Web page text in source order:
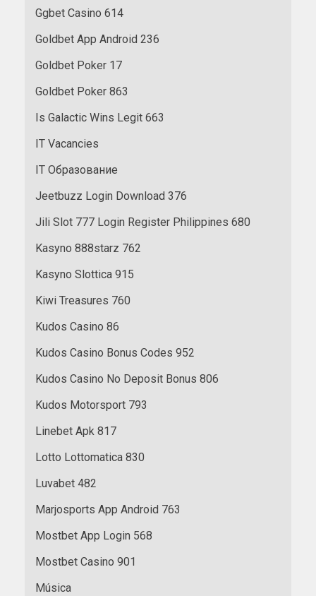
Ggbet Casino 614
Goldbet App Android 236
Goldbet Poker 17
Goldbet Poker 863
Is Galactic Wins Legit 663
IT Vacancies
IT Образование
Jeetbuzz Login Download 376
Jili Slot 777 Login Register Philippines 680
Kasyno 888starz 762
Kasyno Slottica 915
Kiwi Treasures 760
Kudos Casino 86
Kudos Casino Bonus Codes 952
Kudos Casino No Deposit Bonus 806
Kudos Motorsport 793
Linebet Apk 817
Lotto Lottomatica 830
Luvabet 482
Marjosports App Android 763
Mostbet App Login 568
Mostbet Casino 901
Música